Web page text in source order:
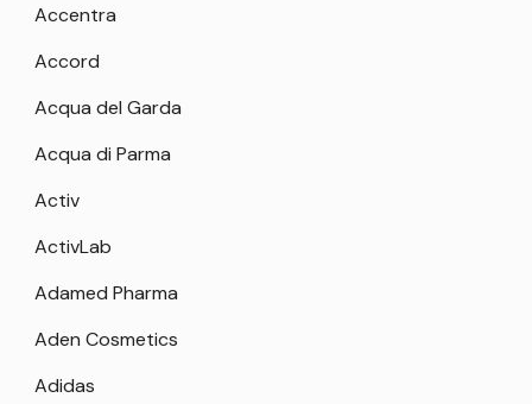
Accentra
Accord
Acqua del Garda
Acqua di Parma
Activ
ActivLab
Adamed Pharma
Aden Cosmetics
Adidas